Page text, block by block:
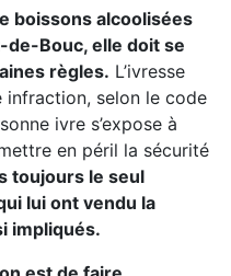
boissons alcoolisées
Bouc, elle doit se
règles. L’ivresse
infraction, selon le code
ivre s’expose à
en péril la sécurité
toujours le seul
lui ont vendu la
impliqués.